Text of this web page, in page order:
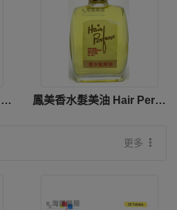
歐化潤膚膏 ALTADERM CREAM 鳳美香水髮美油 Hair Perfume
更多